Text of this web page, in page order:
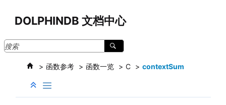
DOLPHINDB 文档中心
函数参考 函数一览 C contextSum